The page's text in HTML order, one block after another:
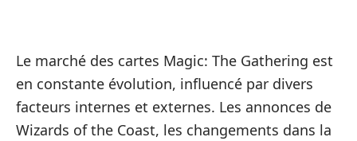
Le marché des cartes Magic: The Gathering est
en constante évolution, influencé par divers
facteurs internes et externes. Les annonces de
Wizards of the Coast, les changements dans la